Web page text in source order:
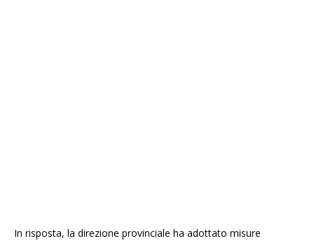
In risposta, la direzione provinciale ha adottato misure